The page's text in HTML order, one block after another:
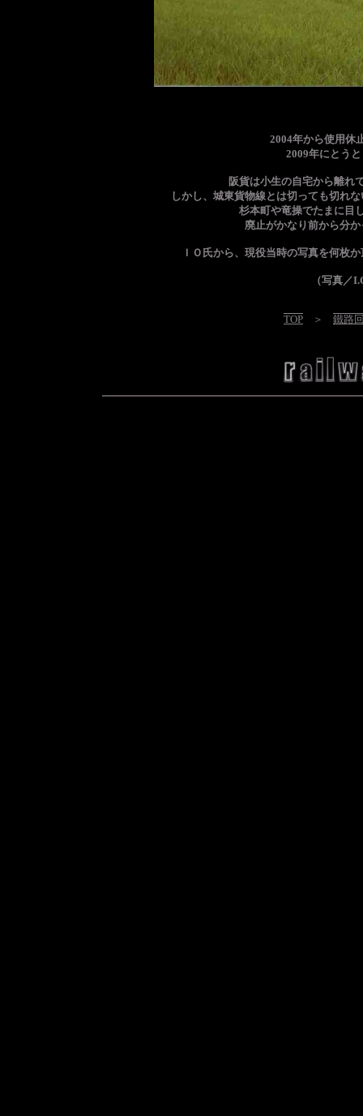
2004年から使用休
2009年にとう
阪貨は小生の自宅から離れ
しかし、城東貨物線とは切っても切れ
杉本町や竜操でたまに目
廃止がかなり前から分
ＩＯ氏から、現役当時の写真を何枚
（写真／
TOP ＞ 鐵路